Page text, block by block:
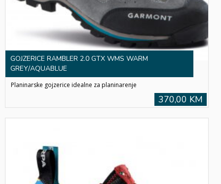
GOJZERICE RAMBLER 2.0 GTX WMS WARM
GREY/AQUABLUE
Planinarske gojzerice idealne za planinarenje
370,00 KM